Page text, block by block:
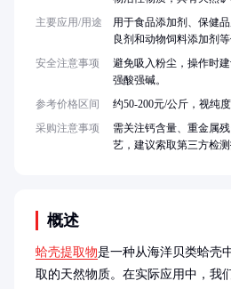
概述
蛤壳提取物是一种从海洋贝类蛤壳
取的天然物质。在实际应用中，我
主要应用/用途
用于食品添加剂、保健
良剂和动物饲料添加剂等
安全注意事项
避免吸入粉尘，操作时
强酸强碱。
参考价格区间
约50-200元/公斤，视纯
采购注意事项
需关注钙含量、重金属
艺，建议索取第三方检测